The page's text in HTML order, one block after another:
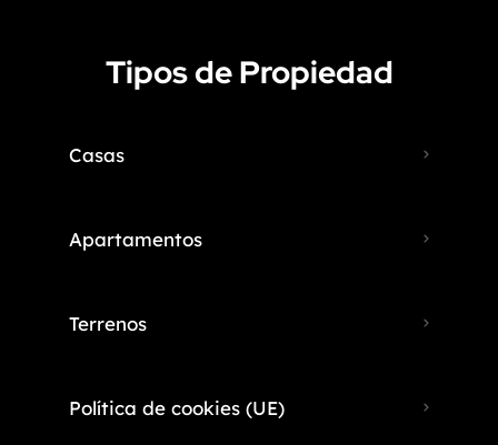
Tipos de Propiedad
Casas
Apartamentos
Terrenos
Política de cookies (UE)